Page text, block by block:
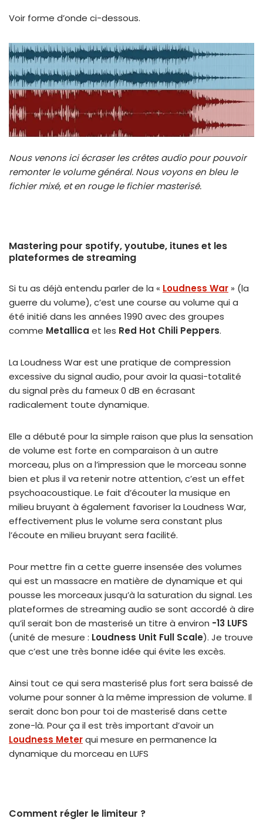
Voir forme d’onde ci-dessous.
Nous venons ici écraser les crêtes audio pour pouvoir
remonter le volume général. Nous voyons en bleu le
fichier mixé, et en rouge le fichier masterisé.
Mastering pour spotify, youtube, itunes et les
plateformes de streaming
Si tu as déjà entendu parler de la « Loudness War » (la
guerre du volume), c’est une course au volume qui a
été initié dans les années 1990 avec des groupes
comme Metallica et les Red Hot Chili Peppers.
La Loudness War est une pratique de compression
excessive du signal audio, pour avoir la quasi-totalité
du signal près du fameux 0 dB en écrasant
radicalement toute dynamique.
Elle a débuté pour la simple raison que plus la sensation
de volume est forte en comparaison à un autre
morceau, plus on a l’impression que le morceau sonne
bien et plus il va retenir notre attention, c’est un effet
psychoacoustique. Le fait d’écouter la musique en
milieu bruyant à également favoriser la Loudness War,
effectivement plus le volume sera constant plus
l’écoute en milieu bruyant sera facilité.
Pour mettre fin a cette guerre insensée des volumes
qui est un massacre en matière de dynamique et qui
pousse les morceaux jusqu’à la saturation du signal. Les
plateformes de streaming audio se sont accordé à dire
qu’il serait bon de masterisé un titre à environ -13 LUFS
(unité de mesure : Loudness Unit Full Scale). Je trouve
que c’est une très bonne idée qui évite les excès.
Ainsi tout ce qui sera masterisé plus fort sera baissé de
volume pour sonner à la même impression de volume. Il
serait donc bon pour toi de masterisé dans cette
zone-là. Pour ça il est très important d’avoir un
Loudness Meterqui mesure en permanence la
dynamique du morceau en LUFS
Comment régler le limiteur ?